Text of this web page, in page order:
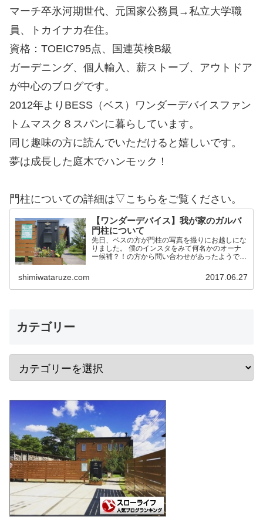
マーチ卒氷河期世代、元国家公務員→私立大学職
員、トカイナカ在住。
資格：TOEIC795点、国連英検B級
ガーデニング、個人輸入、薪ストーブ、アウトドア
が中心のブログです。
2012年よりBESS（ベス）ワンダーデバイスファン
トムマスク８スパンに暮らしています。
同じ趣味の方に読んでいただけると嬉しいです。
夢は成長した庭木でハンモック！
門柱についての詳細は▽こちらをご覧ください。
【ワンダーデバイス】我が家のガルバ
門柱について
先日、ベスの方が門柱の写真を撮りにお越しにな
りました。 僕のインスタをみて何名かのオーナ
ー候補？！の方から問い合わせがあったようで
て詳細を記載しておこうかと思います。 作りは
shimiwataruze.com 2017.06.27
カテゴリー